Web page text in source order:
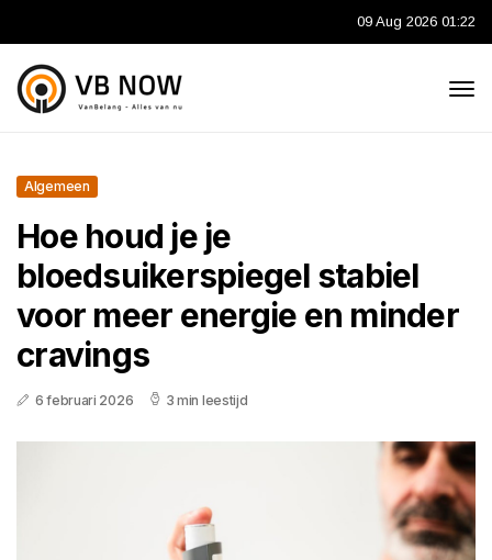
09 Aug 2026 01:22
Algemeen
Hoe houd je je
bloedsuikerspiegel stabiel
voor meer energie en minder
cravings
6 februari 2026 3 min leestijd